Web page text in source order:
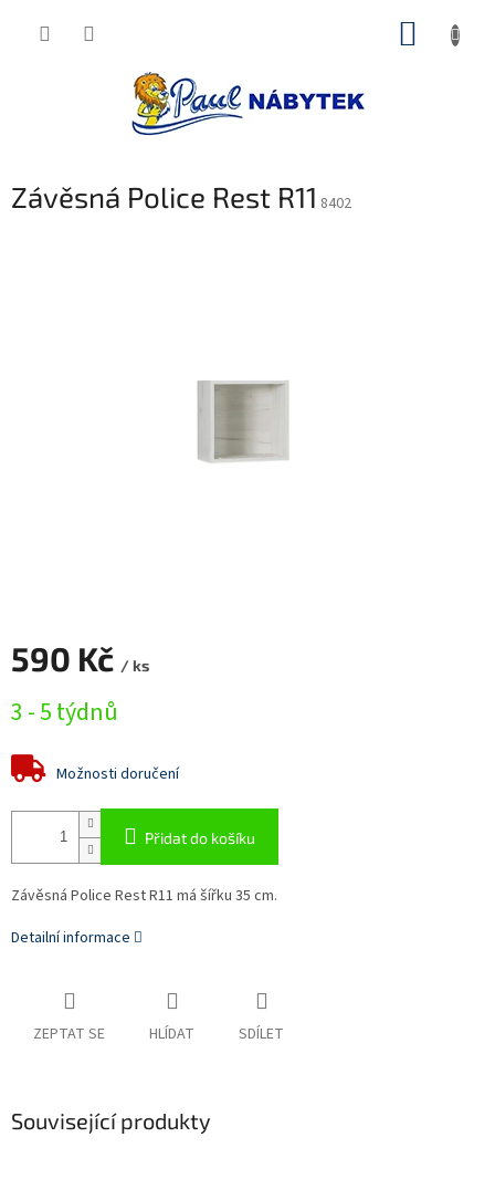
Závěsná Police Rest R11 8402
590 Kč / ks
cena:
3 - 5 týdnů
Možnosti doručení
Přidat do košíku
Závěsná Police Rest R11 má šířku 35 cm.
Detailní informace
ZEPTAT SE HLÍDAT SDÍLET
Související produkty